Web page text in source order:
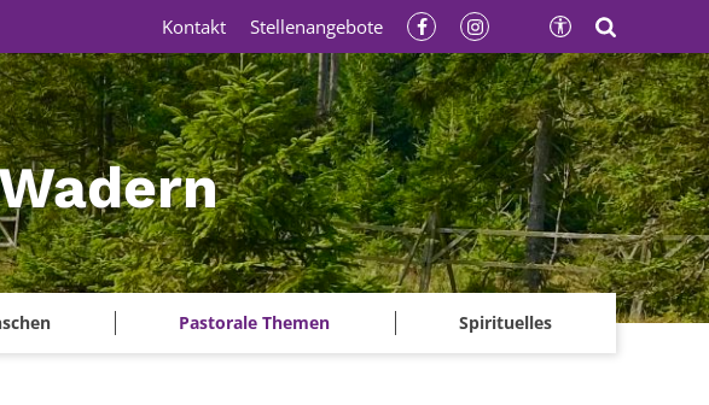
Pastorale Themen Spirituelles
Kontakt Stellenangebote